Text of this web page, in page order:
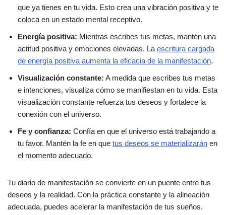
que ya tienes en tu vida. Esto crea una vibración positiva y te
coloca en un estado mental receptivo.
Energía positiva: Mientras escribes tus metas, mantén una
actitud positiva y emociones elevadas. La escritura cargada
de energía positiva aumenta la eficacia de la manifestación.
Visualización constante: A medida que escribes tus metas
e intenciones, visualiza cómo se manifiestan en tu vida. Esta
visualización constante refuerza tus deseos y fortalece la
conexión con el universo.
Fe y confianza: Confía en que el universo está trabajando a
tu favor. Mantén la fe en que tus deseos se materializarán en
el momento adecuado.
Tu diario de manifestación se convierte en un puente entre tus
deseos y la realidad. Con la práctica constante y la alineación
adecuada, puedes acelerar la manifestación de tus sueños.